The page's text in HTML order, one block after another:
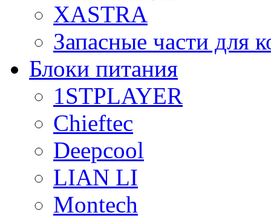
XASTRA
Запасные части для
Блоки питания
1STPLAYER
Chieftec
Deepcool
LIAN LI
Montech